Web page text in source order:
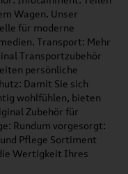
Wagen. Unser
für moderne
Transport: Mehr
Transportzubehör
persönliche
Damit Sie sich
wohlfühlen, bieten
Zubehör für
Rundum vorgesorgt:
Pflege Sortiment
Wertigkeit Ihres